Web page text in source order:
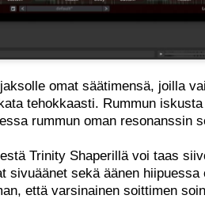
omat säätimensä, joilla
tehokkaasti. Rummun
rummun oman resonanssin
Trinity Shaperillä voi taas
sivuäänet sekä äänen
että varsinainen soittimen